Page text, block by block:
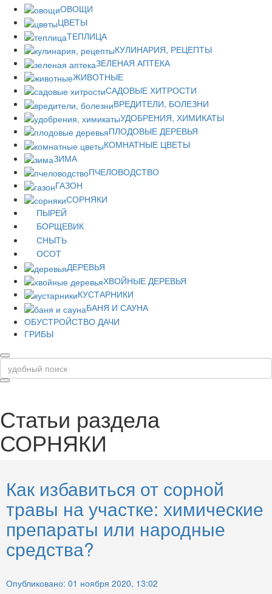
ОВОЩИ
ЦВЕТЫ
ТЕПЛИЦА
КУЛИНАРИЯ, РЕЦЕПТЫ
ЗЕЛЕНАЯ АПТЕКА
ЖИВОТНЫЕ
САДОВЫЕ ХИТРОСТИ
ВРЕДИТЕЛИ, БОЛЕЗНИ
УДОБРЕНИЯ, ХИМИКАТЫ
ПЛОДОВЫЕ ДЕРЕВЬЯ
КОМНАТНЫЕ ЦВЕТЫ
ЗИМА
ПЧЕЛОВОДСТВО
ГАЗОН
СОРНЯКИ
ПЫРЕЙ
БОРЩЕВИК
СНЫТЬ
ОСОТ
ДЕРЕВЬЯ
ХВОЙНЫЕ ДЕРЕВЬЯ
КУСТАРНИКИ
БАНЯ И САУНА
ОБУСТРОЙСТВО ДАЧИ
ГРИБЫ
Статьи раздела
СОРНЯКИ
Как избавиться от сорной
травы на участке: химические
препараты или народные
средства?
Опубликовано: 01 ноября 2020, 13:02